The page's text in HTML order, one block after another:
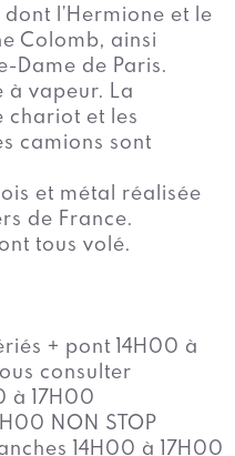
l’Hermione et le
Colomb, ainsi
Dame de Paris.
à vapeur. La
chariot et les
camions sont
et métal réalisée
de France.
tous volé.
+ pont 14H00 à
consulter
à 17H00
NON STOP
14H00 à 17H00